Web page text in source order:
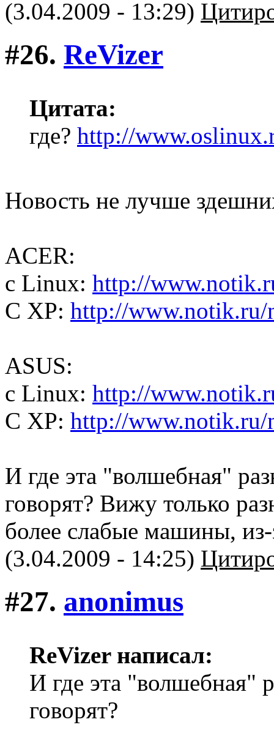
(3.04.2009 - 13:29)
#26. ReVizer
Цитата:
где? http://
Новость не лучше
ACER:
с Linux: http://
С XP: http://www.notik.ru/
ASUS:
с Linux: http://
С XP: http://www.notik.ru/
И где эта "волшебная"
говорят? Вижу только
более слабые машины,
(3.04.2009 - 14:25)
#27. anonimus
ReVizer написал:
И где эта "волшебная"
говорят?